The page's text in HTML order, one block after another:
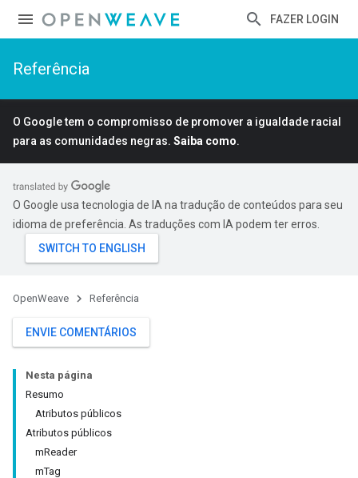
FAZER LOGIN
Referência
O Google tem o compromisso de promover a igualdade racial
para as comunidades negras. Saiba como.
O Google usa tecnologia de IA na tradução de conteúdos para seu
idioma de preferência. As traduções com IA podem ter erros.
OpenWeave Referência
ENVIE COMENTÁRIOS
Nesta página
Resumo
Atributos públicos
Atributos públicos
mReader
mTag